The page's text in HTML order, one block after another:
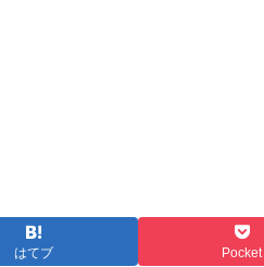
はてブ Pocket